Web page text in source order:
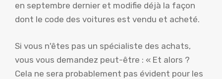
en septembre dernier et modifie déjà la façon
dont le code des voitures est vendu et acheté.
Si vous n'êtes pas un spécialiste des achats,
vous vous demandez peut-être : « Et alors ?
Cela ne sera probablement pas évident pour les